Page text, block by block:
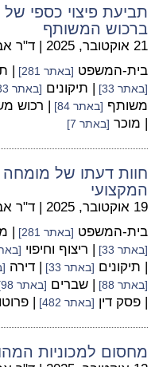
תביעת פיצוי כספי של
ברכוש המשותף
21 אוקטובר, 2025 | ד"ר
בית-המשפט [באתר 281] |
[באתר 33] | תיקונים [באתר 33]
משותף [באתר 84] | רכוש
| מוכר [באתר 7]
חוות דעתו של
המקצועי
19 אוקטובר, 2025 | ד"ר
בית-המשפט [באתר 281] |
[באתר 33] | ריצוף וחיפוי [באתר
| תיקונים [באתר 33] | דירה
[באתר 88] | שברים [באתר 98]
| פסק דין [באתר 482] |
מחסום למכוניות